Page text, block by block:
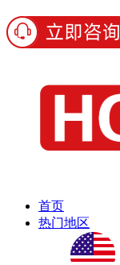
首页
热门地区